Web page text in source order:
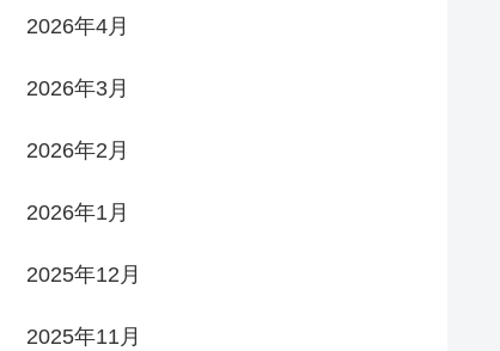
2026年4月
2026年3月
2026年2月
2026年1月
2025年12月
2025年11月